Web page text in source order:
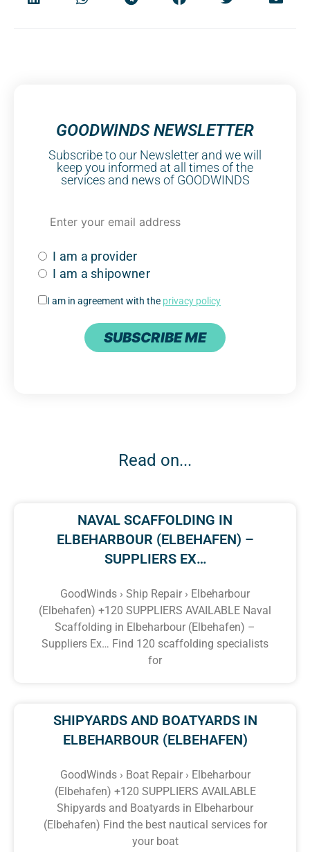
GOODWINDS NEWSLETTER
Subscribe to our Newsletter and we will
keep you informed at all times of the
services and news of GOODWINDS
I am a provider
I am a shipowner
I am in agreement with the privacy policy
SUBSCRIBE ME
Read on...
NAVAL SCAFFOLDING IN
ELBEHARBOUR (ELBEHAFEN) –
SUPPLIERS EX…
GoodWinds › Ship Repair › Elbeharbour
(Elbehafen) +120 SUPPLIERS AVAILABLE Naval
Scaffolding in Elbeharbour (Elbehafen) –
Suppliers Ex… Find 120 scaffolding specialists
for
SHIPYARDS AND BOATYARDS IN
ELBEHARBOUR (ELBEHAFEN)
GoodWinds › Boat Repair › Elbeharbour
(Elbehafen) +120 SUPPLIERS AVAILABLE
Shipyards and Boatyards in Elbeharbour
(Elbehafen) Find the best nautical services for
your boat